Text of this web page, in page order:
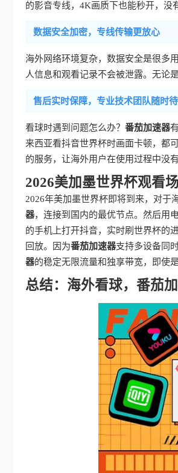
的影音专线，4K画质下也能秒开，没
数据安全加密，专线传输更放心
海外网络环境复杂，数据安全是很多
人信息和观看记录不会被泄露。无论
售后实时保障，专业技术团队随时
看球时遇到问题怎么办？ 番茄加速器
来西亚看抖音世界杯时画面卡顿，都
的服务，让海外用户在使用过程中没
2026美加墨世界杯观看
2026年美加墨世界杯即将到来，对于
器，连接到国内的最优节点。然后用
的手机上打开抖音，实时刷世界杯的
回放。因为番茄加速器支持多设备同
器的稳定无限流量和独享带宽，即使
总结：海外看球，番茄